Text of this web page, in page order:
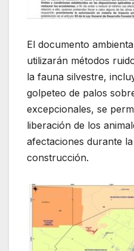
El documento
utilizarán métodos
la fauna silvestre,
golpeteo de palos
excepcionales, se
liberación de los
afectaciones durante
construcción.